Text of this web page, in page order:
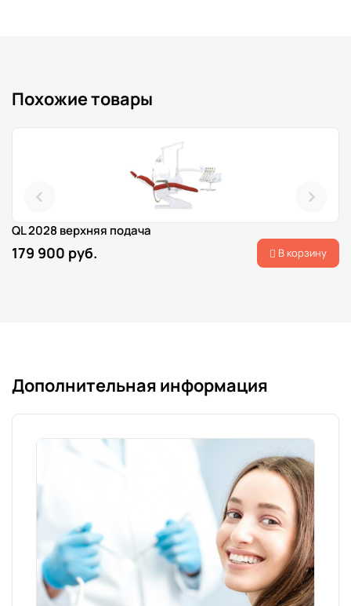
Похожие товары
QL 2028 верхняя подача
179 900 руб. В корзину
Дополнительная информация